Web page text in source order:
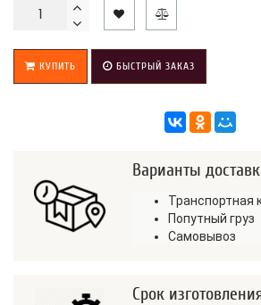
КУПИТЬ БЫСТРЫЙ ЗАКАЗ
Варианты
Транспортная
Попутный груз
Самовывоз
Срок